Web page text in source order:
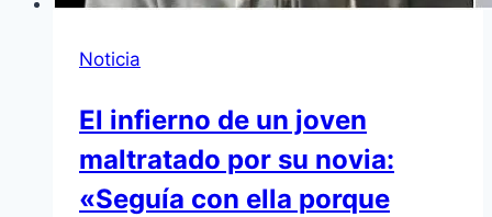
Noticia
El infierno de un joven
maltratado por su novia:
«Seguía con ella porque